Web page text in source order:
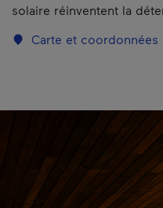
solaire réinventent la
Carte et coordonnées